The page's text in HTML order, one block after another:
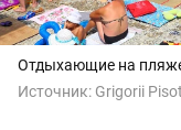
Отдыхающие на
Источник: Grigorii